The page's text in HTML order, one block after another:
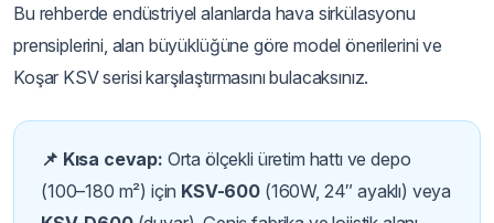
Bu rehberde endüstriyel alanlarda hava sirkülasyonu
prensiplerini, alan büyüklüğüne göre model önerilerini ve
Koşar KSV serisi karşılaştırmasını bulacaksınız.
📌 Kısa cevap: Orta ölçekli üretim hattı ve depo
(100–180 m²) için KSV-600 (160W, 24″ ayaklı) veya